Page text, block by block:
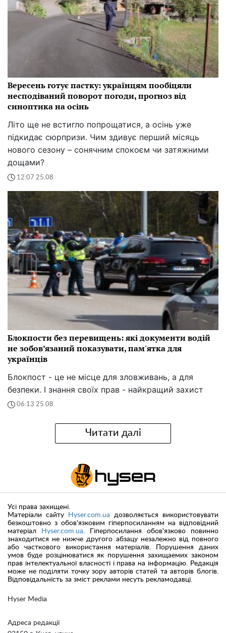
Вересень готує пастку: українцям пообіцяли
несподіваний поворот погоди, прогноз від
синоптика на осінь
Літо ще не встигло попрощатися, а осінь уже
підкидає сюрпризи. Чим здивує перший місяць
нового сезону – сонячним спокоєм чи затяжними
дощами?
12:07 25.08
Блокпости без перевищень: які документи водій
не зобов’язаний показувати, пам'ятка для
українців
Блокпост - це не місце для зловживань, а для
безпеки. І знання своїх прав - найкращий захист
06:13 25.08
Читати далі
Hyser Media
Адреса редакції
Усі права захищені.
Матеріали сайту
Hyser.com.ua дозволяється використовувати
безкоштовно з обов'язковим гіперпосиланням на відповідний
матеріал
Hyser.com.ua. Гіперпосилання обов'язково повинно
знаходитися не нижче другого абзацу незалежно від повного
або часткового використання матеріалів. Порушення даних
умов буде розцінюватися як порушення захищаемих законом
прав інтелектуальної власності і права на інформацію. Редакція
може не поділяти точку зору авторів статей та авторів блогів.
Відповідальність за зміст реклами несуть рекламодавці.